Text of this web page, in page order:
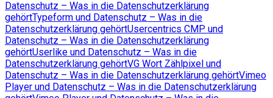
Datenschutz – Was in die Datenschutzerklärung
gehörtTypeform und Datenschutz – Was in die
Datenschutzerklärung gehörtUsercentrics CMP und
Datenschutz – Was in die Datenschutzerklärung
gehörtUserlike und Datenschutz – Was in die
Datenschutzerklärung gehörtVG Wort Zählpixel und
Datenschutz – Was in die Datenschutzerklärung gehörtVimeo
Player und Datenschutz – Was in die Datenschutzerklärung